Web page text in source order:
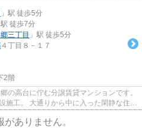
」駅 徒歩5分
駅 徒歩7分
三丁目 」駅 徒歩5分
４丁目８－１７
2階
の高台に佇む分譲賃貸マンションです。
施工。 大通りから中に入った閑静な住環
ありません。